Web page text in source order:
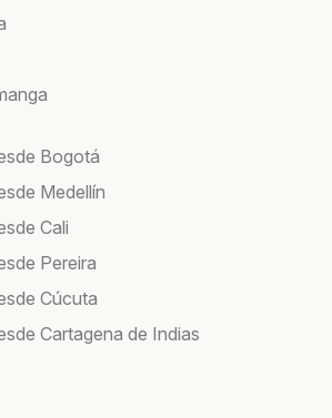
Bogotá
Medellín
Cali
Pereira
Cúcuta
Cartagena de Indias